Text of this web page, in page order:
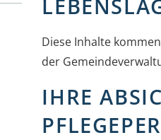
Diese Inhalte
der
IHRE